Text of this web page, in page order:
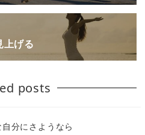
上げる
posts
分にさようなら